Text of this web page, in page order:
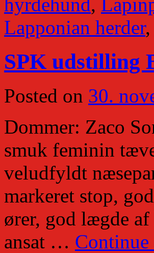
Lapponian herder,
SPK udstilling
Posted on 30.
Dommer: Zaco
smuk feminin
veludfyldt
markeret stop,
ører, god lægde
ansat … Continue